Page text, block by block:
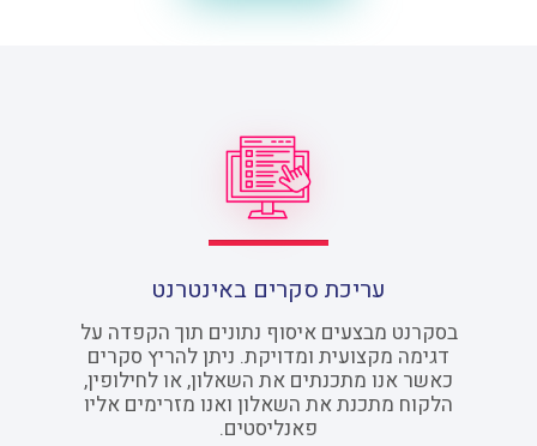
עריכת סקרים באינטרנט
בסקרנט מבצעים איסוף נתונים תוך הקפדה על
דגימה מקצועית ומדויקת. ניתן להריץ סקרים
כאשר אנו מתכנתים את השאלון, או לחילופין,
הלקוח מתכנת את השאלון ואנו מזרימים אליו
פאנליסטים.